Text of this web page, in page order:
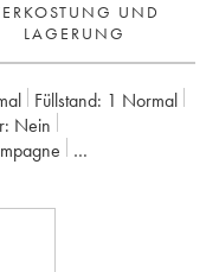
UND
LAGERUNG
Füllstand: 1 Normal
nein